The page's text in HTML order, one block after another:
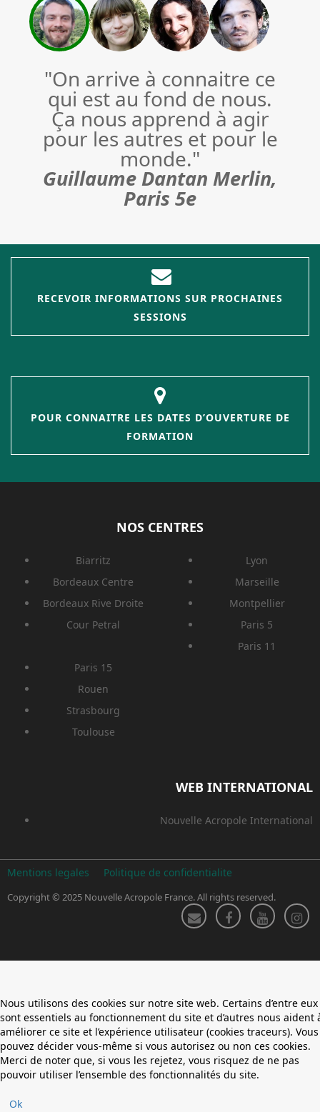
"On arrive à connaitre ce
qui est au fond de nous.
Ça nous apprend à agir
pour les autres et pour le
monde."
Guillaume Dantan Merlin,
Paris 5e
RECEVOIR INFORMATIONS SUR PROCHAINES
SESSIONS
POUR CONNAITRE LES DATES D’OUVERTURE DE
FORMATION
NOS CENTRES
Biarritz
Bordeaux Centre
Bordeaux Rive Droite
Cour Petral
Lyon
Marseille
Montpellier
Paris 5
Paris 11
Paris 15
Rouen
Strasbourg
Toulouse
WEB INTERNATIONAL
Nouvelle Acropole International
Mentions legales Politique de confidentialite
Copyright © 2025 Nouvelle Acropole France. All rights reserved.
Nous utilisons des cookies sur notre site web. Certains d’entre eux
sont essentiels au fonctionnement du site et d’autres nous aident
améliorer ce site et l’expérience utilisateur (cookies traceurs). Vous
pouvez décider vous-même si vous autorisez ou non ces cookies.
Merci de noter que, si vous les rejetez, vous risquez de ne pas
pouvoir utiliser l’ensemble des fonctionnalités du site.
Ok